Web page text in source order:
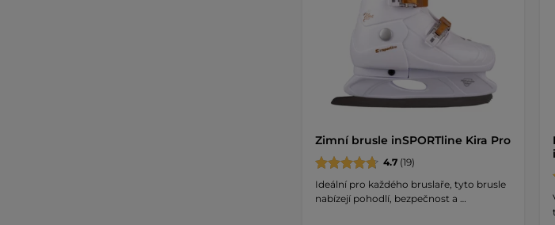
Zimní brusle inSPORTline Kira Pro
4.7 (19)
Ideální pro každého bruslaře, tyto brusle
nabízejí pohodlí, bezpečnost a …